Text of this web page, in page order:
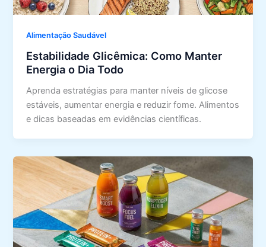
Alimentação Saudável
Estabilidade Glicêmica: Como Manter
Energia o Dia Todo
Aprenda estratégias para manter níveis de glicose
estáveis, aumentar energia e reduzir fome. Alimentos
e dicas baseadas em evidências científicas.